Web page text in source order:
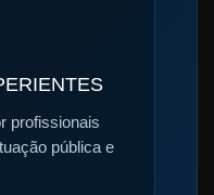
profissionais
pública e